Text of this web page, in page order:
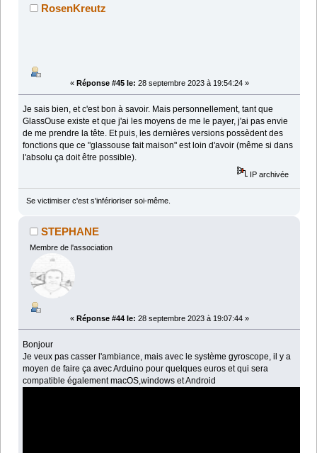
RosenKreutz
« Réponse #45 le: 28 septembre 2023 à 19:54:24 »
Je sais bien, et c'est bon à savoir. Mais personnellement, tant que
GlassOuse existe et que j'ai les moyens de me le payer, j'ai pas envie
de me prendre la tête. Et puis, les dernières versions possèdent des
fonctions que ce "glassouse fait maison" est loin d'avoir (même si dans
l'absolu ça doit être possible).
IP archivée
Se victimiser c'est s'inférioriser soi-même.
STEPHANE
Membre de l'association
« Réponse #44 le: 28 septembre 2023 à 19:07:44 »
Bonjour
Je veux pas casser l'ambiance, mais avec le système gyroscope, il y a
moyen de faire ça avec Arduino pour quelques euros et qui sera
compatible également macOS,windows et Android